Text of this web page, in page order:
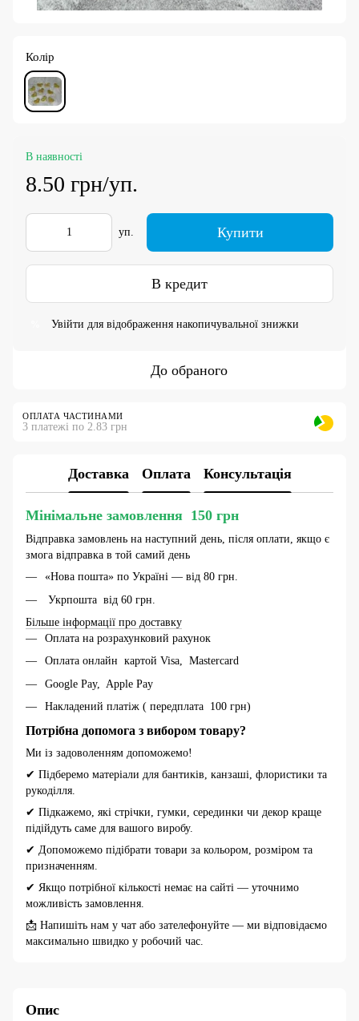
Колір
В наявності
8.50 грн/уп.
уп. Купити
В кредит
Увійти для відображення накопичувальної знижки
До обраного
ОПЛАТА ЧАСТИНАМИ
3 платежі по 2.83 грн
Доставка Оплата Консультація
Мінімальне замовлення 150 грн
Відправка замовлень на наступний день, після оплати, якщо є
змога відправка в той самий день
«Нова пошта» по Україні — від 80 грн.
Укрпошта від 60 грн.
Більше інформації про доставку
Оплата на розрахунковий рахунок
Оплата онлайн картой Visa, Mastercard
Google Pay, Apple Pay
Накладений платіж ( передплата 100 грн)
Потрібна допомога з вибором товару?
Ми із задоволенням допоможемо!
✔ Підберемо матеріали для бантиків, канзаші, флористики та
рукоділля.
✔ Підкажемо, які стрічки, гумки, серединки чи декор краще
підійдуть саме для вашого виробу.
✔ Допоможемо підібрати товари за кольором, розміром та
призначенням.
✔ Якщо потрібної кількості немає на сайті — уточнимо
можливість замовлення.
📩 Напишіть нам у чат або зателефонуйте — ми відповідаємо
максимально швидко у робочий час.
Опис